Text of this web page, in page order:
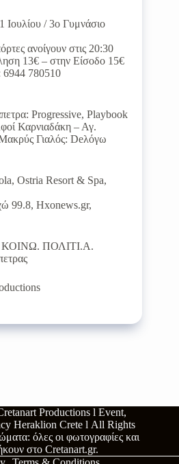
Ιουλίου / 3ο Γυμνάσιο
ανοίγουν στις 20:30
13€ – στην Είσοδο 15€
6944 780510
Progressive, Playbook
Καρνιαδάκη – Αγ.
Γιαλός: Deλόγω
Ostria Resort & Spa,
99.8, Hxonews.gr,
ΚΟΙΝΩ. ΠΟΛΙΤΙ.Α.
Productions l Event,
Heraklion Crete l All Rights
όλες οι φωτογραφίες και
στο Cretanart.gr.